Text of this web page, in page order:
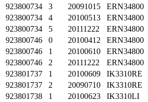
923800734
3 20091015 ERN34800
923800734
4 20100513 ERN34800
923800734
5 20111222 ERN34800
923800746
0 20100412 ERN34800
923800746
1 20100610 ERN34800
923800746
2 20111222 ERN34800
923801737
1 20100609 IK3310RE
923801737
2 20090710 IK3310RE
923801738
1 20100623 IK3310LI